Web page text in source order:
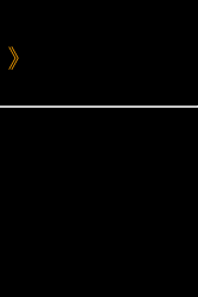
》